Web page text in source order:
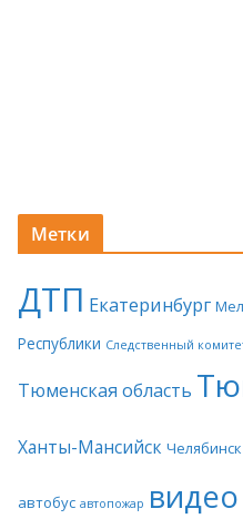
Метки
ДТП Екатеринбург
Республики Следственный
Тюменская область
Ханты-Мансийск Челябинск
автобус автопожар видео